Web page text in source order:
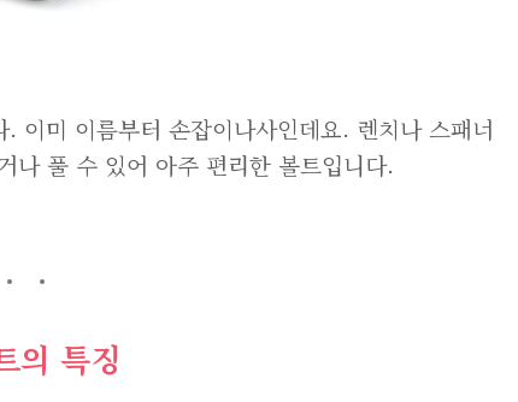
미 이름부터 손잡이나사인데요. 렌치나 스패너
나 풀 수 있어 아주 편리한 볼트입니다.
의 특징